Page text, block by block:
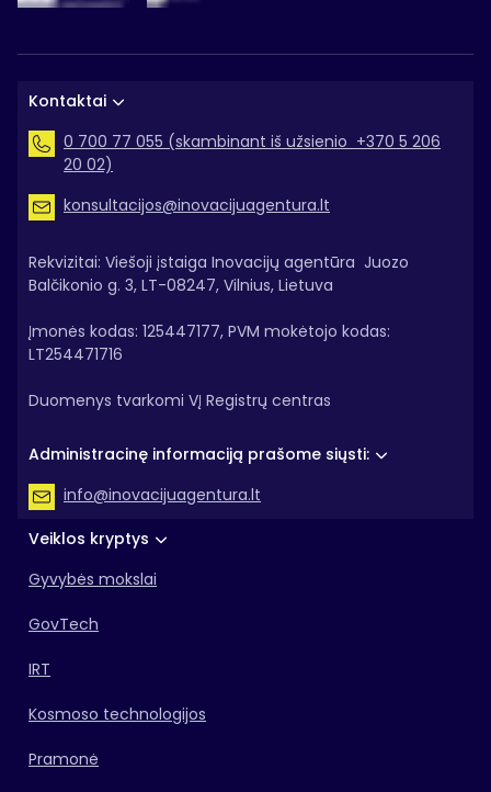
Veiklos kryptys
Gyvybės mokslai
GovTech
IRT
Kosmoso technologijos
Pramonė
Kontaktai
0 700 77 055 (skambinant iš užsienio +370 5 206
20 02)
konsultacijos@inovacijuagentura.lt
Rekvizitai: Viešoji įstaiga Inovacijų agentūra Juozo
Balčikonio g. 3, LT-08247, Vilnius, Lietuva
Įmonės kodas: 125447177, PVM mokėtojo kodas:
LT254471716
Duomenys tvarkomi VĮ Registrų centras
Administracinę informaciją prašome siųsti:
info@inovacijuagentura.lt